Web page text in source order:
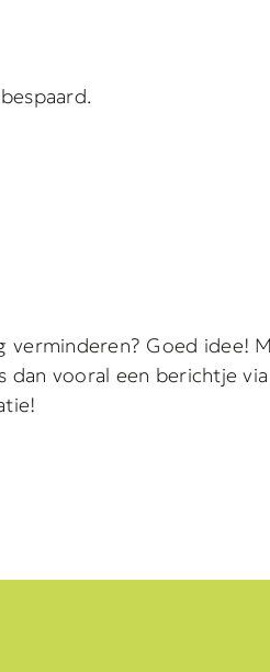
Goed idee!
dan vooral een berichtje